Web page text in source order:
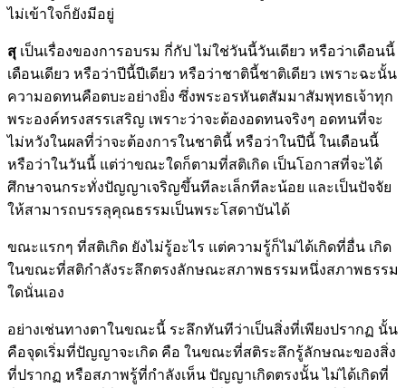
ไม่เข้าใจก็ยังมีอยู่
สุ เป็นเรื่องของการอบรม กี่กัป ไม่ใช่วันนี้วันเดียว หรือว่าเดือนนี้
เดือนเดียว หรือว่าปีนี้ปีเดียว หรือว่าชาตินี้ชาติเดียว เพราะฉะนั้น
ความอดทนคือตบะอย่างยิ่ง ซึ่งพระอรหันตสัมมาสัมพุทธเจ้าทุก
พระองค์ทรงสรรเสริญ เพราะว่าจะต้องอดทนจริงๆ อดทนที่จะ
ไม่หวังในผลที่ว่าจะต้องการในชาตินี้ หรือว่าในปีนี้ ในเดือนนี้
หรือว่าในวันนี้ แต่ว่าขณะใดก็ตามที่สติเกิด เป็นโอกาสที่จะได้
ศึกษาจนกระทั่งปัญญาเจริญขึ้นทีละเล็กทีละน้อย และเป็นปัจจัย
ให้สามารถบรรลุคุณธรรมเป็นพระโสดาบันได้
ขณะแรกๆ ที่สติเกิด ยังไม่รู้อะไร แต่ความรู้ก็ไม่ได้เกิดที่อื่น เกิด
ในขณะที่สติกำลังระลึกตรงลักษณะสภาพธรรมหนึ่งสภาพธรรม
ใดนั่นเอง
อย่างเช่นทางตาในขณะนี้ ระลึกทันทีว่าเป็นสิ่งที่เพียงปรากฏ นั้น
คือจุดเริ่มที่ปัญญาจะเกิด คือ ในขณะที่สติระลึกรู้ลักษณะของสิ่ง
ที่ปรากฏ หรือสภาพรู้ที่กำลังเห็น ปัญญาเกิดตรงนั้น ไม่ได้เกิดที่